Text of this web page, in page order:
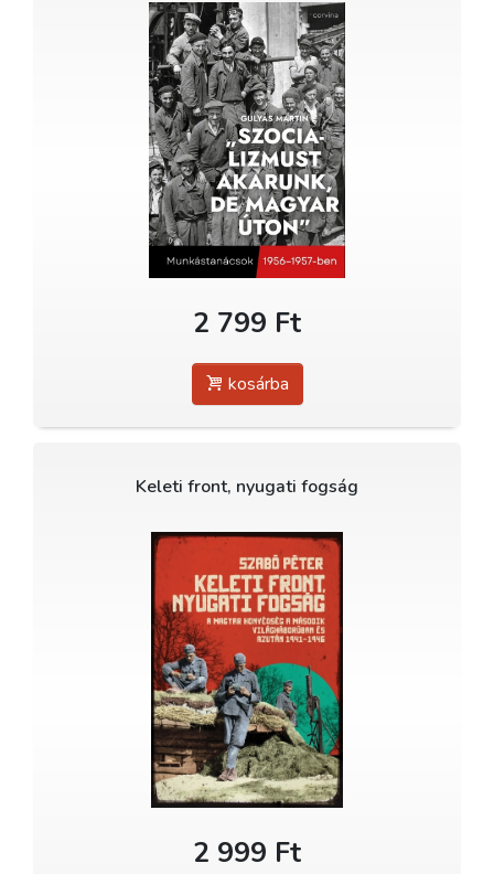
2 799 Ft
kosárba
Keleti front, nyugati fogság
2 999 Ft